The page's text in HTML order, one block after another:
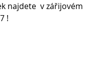
najdete  v zářijovém
!